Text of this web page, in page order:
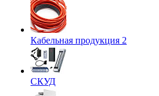
Кабельная продукция 2
СКУД